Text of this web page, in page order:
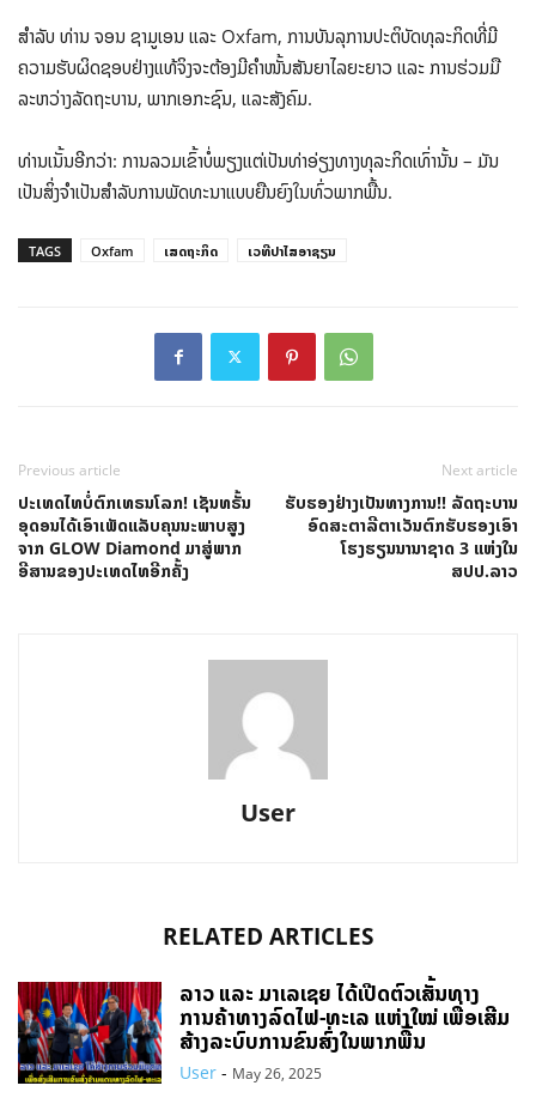
ສໍາລັບ ທ່ານ ຈອນ ຊາມູເອນ ແລະ Oxfam, ການບັນລຸການປະຕິບັດທຸລະກິດທີ່ມີ
ຄວາມຮັບຜິດຊອບຢ່າງແທ້ຈິງຈະຕ້ອງມີຄໍາໜັ້ນສັນຍາໄລຍະຍາວ ແລະ ການຮ່ວມມື
ລະຫວ່າງລັດຖະບານ, ພາກເອກະຊົນ, ແລະສັງຄົມ.
ທ່ານເນັ້ນອີກວ່າ: ການລວມເຂົ້າບໍ່ພຽງແຕ່ເປັນທ່າອ່ຽງທາງທຸລະກິດເທົ່ານັ້ນ – ມັນ
ເປັນສິ່ງຈໍາເປັນສໍາລັບການພັດທະນາແບບຍືນຍົງໃນທົ່ວພາກພື້ນ.
TAGS Oxfam ເສດຖະກິດ ເວທີປາໄສອາຊຽນ
Previous article
ປະເທດໄທບໍ່ຕົກເທຣນໂລກ! ເຊັນທຣັ້ນ
ອຸດອນໄດ້ເອົາເພັດແລັບຄຸນນະພາບສູງ
ຈາກ GLOW Diamond ມາສູ່ພາກ
ອີສານຂອງປະເທດໄທອີກຄັ້ງ
Next article
ຮັບຮອງຢ່າງເປັນທາງການ!! ລັດຖະບານ
ອົດສະຕາລີຕາເວັນຕົກຮັບຮອງເອົາ
ໂຮງຮຽນນານາຊາດ 3 ແຫ່ງໃນ
ສປປ.ລາວ
User
RELATED ARTICLES
ລາວ ແລະ ມາເລເຊຍ ໄດ້ເປີດຕົວເສັ້ນທາງ
ການຄ້າທາງລົດໄຟ-ທະເລ ແຫ່ງໃໝ່ ເພື່ອເສີມ
ສ້າງລະບົບການຂົນສົ່ງໃນພາກພື້ນ
User - May 26, 2025